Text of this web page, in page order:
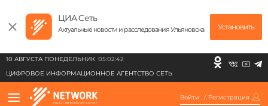
ЦИА Сеть
Актуальные новости и расследования Ульяновска Установить
10 АВГУСТА ПОНЕДЕЛЬНИК 05:02:42
ЦИФРОВОЕ ИНФОРМАЦИОННОЕ АГЕНТСТВО СЕТЬ
Войти / Регистрация